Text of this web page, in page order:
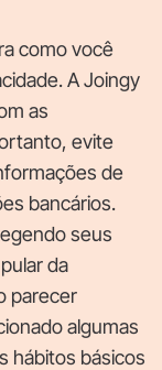
como você
A Joingy
as
evite
de
bancários.
seus
da
parecer
algumas
hábitos básicos